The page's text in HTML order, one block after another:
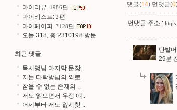
댓글(14) 먼댓글(0
먼댓글 주소 :
단발머
29분
마이리뷰: 1986편
마이리스트: 2편
마이페이퍼: 3128편
오늘 318, 총 2310198 방문
최근 댓글
독서괭님 마지막 문장..
저는 다락방님의 외로..
참을 수 없는 존재의 ..
저도 읽으면서 우정 얘..
어제부터 저도 잃시찾 ..